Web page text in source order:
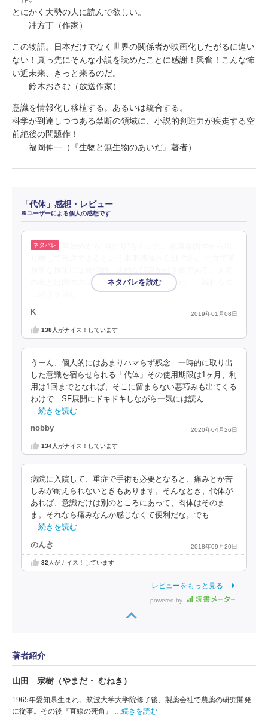
とにかく大勢の人に読んで欲しい。
――冲方丁（作家）
この物語。日本だけでなく世界の関係者が映画化したがるに違い
ない！真っ先にそんな小説を読めたことに感謝！興奮！こんな怖
い近未来、きっと来るのだ。
――鈴木おさむ（放送作家）
意識を情報化し移植する。あるいは統合する。
科学が到達しつつある禁断の領域に、小説的創造力が疾走する空
前絶後の問題作！
――福岡伸一（『生物と無生物のあいだ』著者）
「代体」感想・レビュー
※ユーザーによる個人の感想です
の死とは肉体の消滅か、意識の消滅か。また、「容れもの
K 2019年01月08日
138人がナイス！しています
うーん、個人的にはあまりハマらず残念…一時的に取り出
した意識を宿らせられる「代体」その使用期限は1ヶ月、利
用は1回までとなれば、そこに留まらない悪巧みも出てくる
わけで…SF展開にドキドキしながら一気には読ん
…続きを読む
nobby 2020年04月26日
134人がナイス！しています
病院に入院して、重症で手術も必要となると、痛みとか苦
しみが耐えられないときもあります。そんなとき、代体が
あれば、意識だけは別のところにあって、肉体はそのま
ま。それなら痛みなんか感じなくて便利だな。でも
…続きを読む
のんき 2018年09月20日
82 人がナイス！しています
レビューをもっと見る
powered by
著者紹介
山田 宗樹（やまだ・ むねき）
1965年愛知県生まれ。筑波大学大学院修了後、製薬会社で農薬の研究開発
に従事。その後『直線の死角』
…続きを読む